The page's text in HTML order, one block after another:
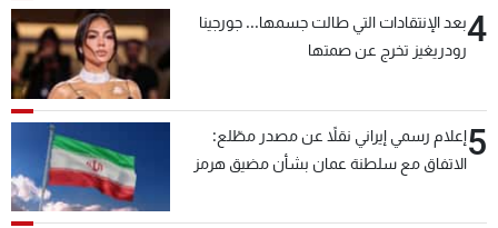
4بعد الإنتقادات التي طالت جسمها... جورجينا
رودريغيز تخرج عن صمتها
5إعلام رسمي إيراني نقلاً عن مصدر مطّلع:
الاتفاق مع سلطنة عمان بشأن مضيق هرمز